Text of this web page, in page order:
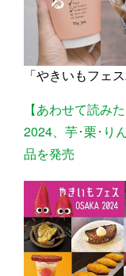
「やきいもフェ
【あわせて読み
2024、芋･栗･り
品を発売